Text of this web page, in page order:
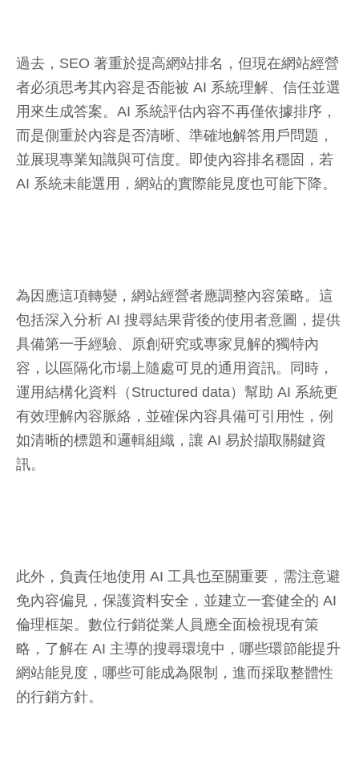
過去，SEO 著重於提高網站排名，但現在網站經營
者必須思考其內容是否能被 AI 系統理解、信任並選
用來生成答案。AI 系統評估內容不再僅依據排序，
而是側重於內容是否清晰、準確地解答用戶問題，
並展現專業知識與可信度。即使內容排名穩固，若
AI 系統未能選用，網站的實際能見度也可能下降。
為因應這項轉變，網站經營者應調整內容策略。這
包括深入分析 AI 搜尋結果背後的使用者意圖，提供
具備第一手經驗、原創研究或專家見解的獨特內
容，以區隔化市場上隨處可見的通用資訊。同時，
運用結構化資料（Structured data）幫助 AI 系統更
有效理解內容脈絡，並確保內容具備可引用性，例
如清晰的標題和邏輯組織，讓 AI 易於擷取關鍵資
訊。
此外，負責任地使用 AI 工具也至關重要，需注意避
免內容偏見，保護資料安全，並建立一套健全的 AI
倫理框架。數位行銷從業人員應全面檢視現有策
略，了解在 AI 主導的搜尋環境中，哪些環節能提升
網站能見度，哪些可能成為限制，進而採取整體性
的行銷方針。